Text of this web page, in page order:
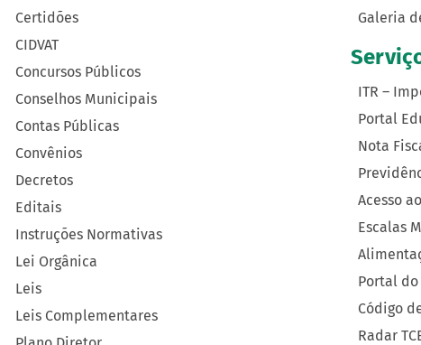
Certidões
CIDVAT
Concursos Públicos
Conselhos Municipais
Contas Públicas
Convênios
Decretos
Editais
Instruções Normativas
Lei Orgânica
Leis
Leis Complementares
Galeria
ITR –
Portal
Nota
Acesso
Escalas
Portal
Código
Radar